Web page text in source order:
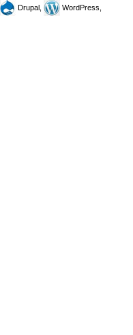
Drupal,
WordPress,